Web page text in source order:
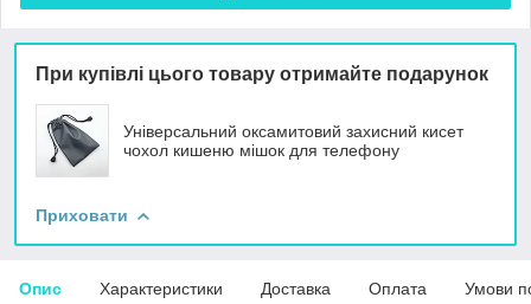
При купівлі цього товару отримайте подарунок
Універсальний оксамитовий захисний кисет
чохол кишеню мішок для телефону
Приховати
Опис Характеристики Доставка Оплата Умови